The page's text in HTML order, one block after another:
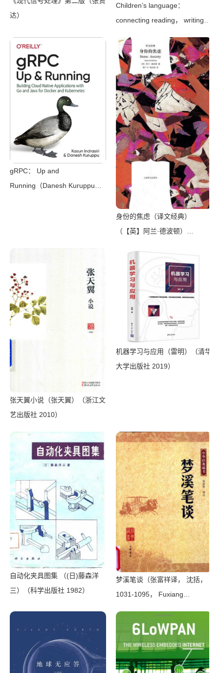
达）
Children’s language：
connecting reading， writing，
Lindfors）（Teachers College
Press 2008）
gRPC： Up and
Running（Danesh Kuruppu，
身份的焦虑（译文经典）
（【英】阿兰·德波顿）
Publishing House 2018）
张天翼小说（张天翼）（浙江文
艺出版社 2010）
机器学习与应用（雷明）（清华
大学出版社 2019）
自动化夹具图集 （(日)藤森洋
三）（科学出版社 1982）
梦溪笔谈（张富祥译， 沈括，
1031-1095， Fuxiang
2009）